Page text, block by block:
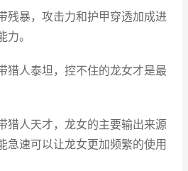
残暴，攻击力和护甲穿透加成进
力。
猎人泰坦，控不住的龙女才是最
猎人天才，龙女的主要输出来源
急速可以让龙女更加频繁的使用